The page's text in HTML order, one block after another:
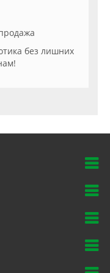
без лишних